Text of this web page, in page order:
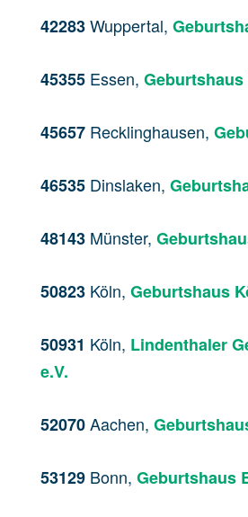
42283Wuppertal,
45355 Essen, Geburtshaus
45657 Recklinghausen,
46535 Dinslaken,
48143 Münster,
50823 Köln, Geburtshaus
50931 Köln, Lindenthaler
e.V.
52070Aachen,
53129 Bonn, Geburtshaus